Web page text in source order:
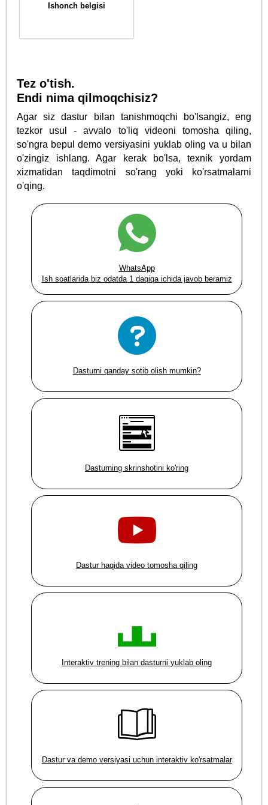
Ishonch belgisi
Tez o'tish.
Endi nima qilmoqchisiz?
Agar siz dastur bilan tanishmoqchi bo'lsangiz, eng
tezkor usul - avvalo to'liq videoni tomosha qiling,
so'ngra bepul demo versiyasini yuklab oling va u bilan
o'zingiz ishlang. Agar kerak bo'lsa, texnik yordam
xizmatidan taqdimotni so'rang yoki ko'rsatmalarni
o'qing.
WhatsApp
Ish soatlarida biz odatda 1 daqiqa ichida javob beramiz
Dasturni qanday sotib olish mumkin?
Dasturning skrinshotini ko'ring
Dastur haqida video tomosha qiling
Interaktiv trening bilan dasturni yuklab oling
Dastur va demo versiyasi uchun interaktiv ko'rsatmalar